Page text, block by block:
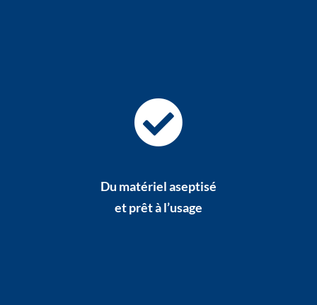
Du matériel aseptisé
et prêt à l’usage